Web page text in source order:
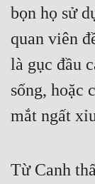
Sắc
Sủng
Tiên Hiệp
Trinh Thám
bọn họ sử
quan viên
là gục đầu
sống, hoặc
mắt ngất
Từ Canh